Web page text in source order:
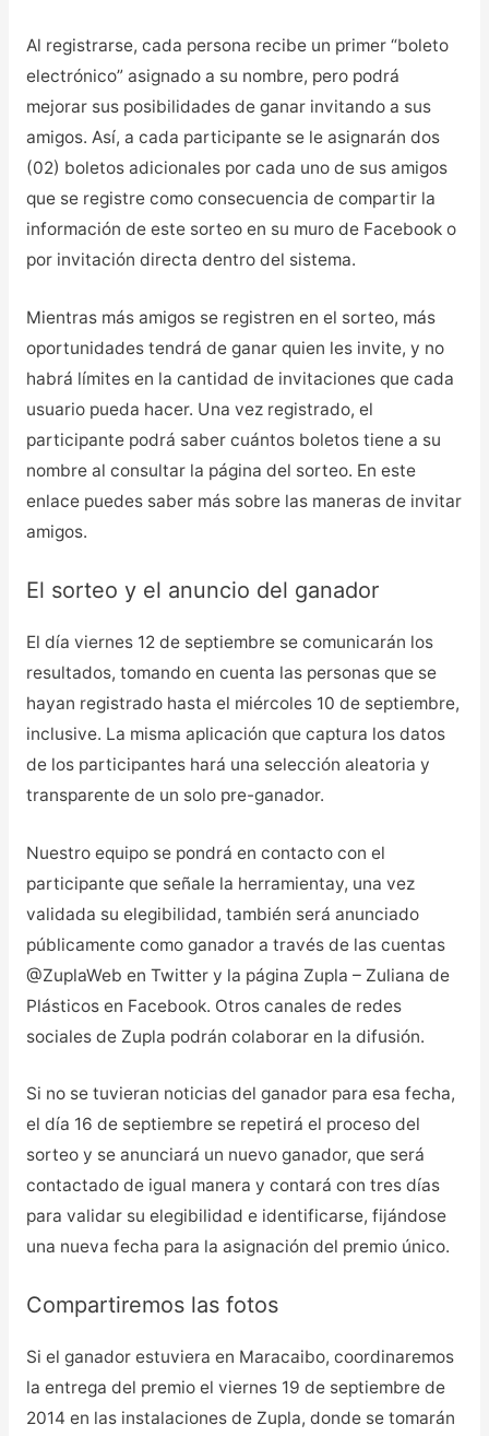
Al registrarse, cada persona recibe un primer “boleto
electrónico” asignado a su nombre, pero podrá
mejorar sus posibilidades de ganar invitando a sus
amigos. Así, a cada participante se le asignarán dos
(02) boletos adicionales por cada uno de sus amigos
que se registre como consecuencia de compartir la
información de este sorteo en su muro de Facebook o
por invitación directa dentro del sistema.
Mientras más amigos se registren en el sorteo, más
oportunidades tendrá de ganar quien les invite, y no
habrá límites en la cantidad de invitaciones que cada
usuario pueda hacer. Una vez registrado, el
participante podrá saber cuántos boletos tiene a su
nombre al consultar la página del sorteo. En este
enlace puedes saber más sobre las maneras de invitar
amigos.
El sorteo y el anuncio del ganador
El día viernes 12 de septiembre se comunicarán los
resultados, tomando en cuenta las personas que se
hayan registrado hasta el miércoles 10 de septiembre,
inclusive. La misma aplicación que captura los datos
de los participantes hará una selección aleatoria y
transparente de un solo pre-ganador.
Nuestro equipo se pondrá en contacto con el
participante que señale la herramientay, una vez
validada su elegibilidad, también será anunciado
públicamente como ganador a través de las cuentas
@ZuplaWeb en Twitter y la página Zupla – Zuliana de
Plásticos en Facebook. Otros canales de redes
sociales de Zupla podrán colaborar en la difusión.
Si no se tuvieran noticias del ganador para esa fecha,
el día 16 de septiembre se repetirá el proceso del
sorteo y se anunciará un nuevo ganador, que será
contactado de igual manera y contará con tres días
para validar su elegibilidad e identificarse, fijándose
una nueva fecha para la asignación del premio único.
Compartiremos las fotos
Si el ganador estuviera en Maracaibo, coordinaremos
la entrega del premio el viernes 19 de septiembre de
2014 en las instalaciones de Zupla, donde se tomarán